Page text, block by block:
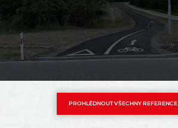
PROHLÉDNOUT VŠECHNY REFERENCE